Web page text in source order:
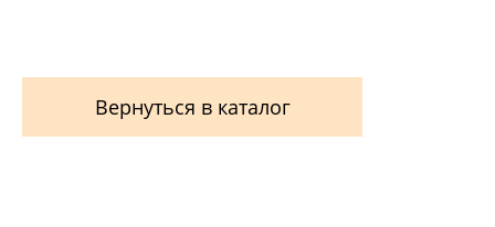
Вернуться в каталог